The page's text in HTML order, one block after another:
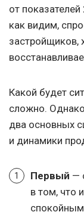
от
как видим,
застройщиков,
Какой будет
сложно.
два основных
и динамики
Первый —
в том, что